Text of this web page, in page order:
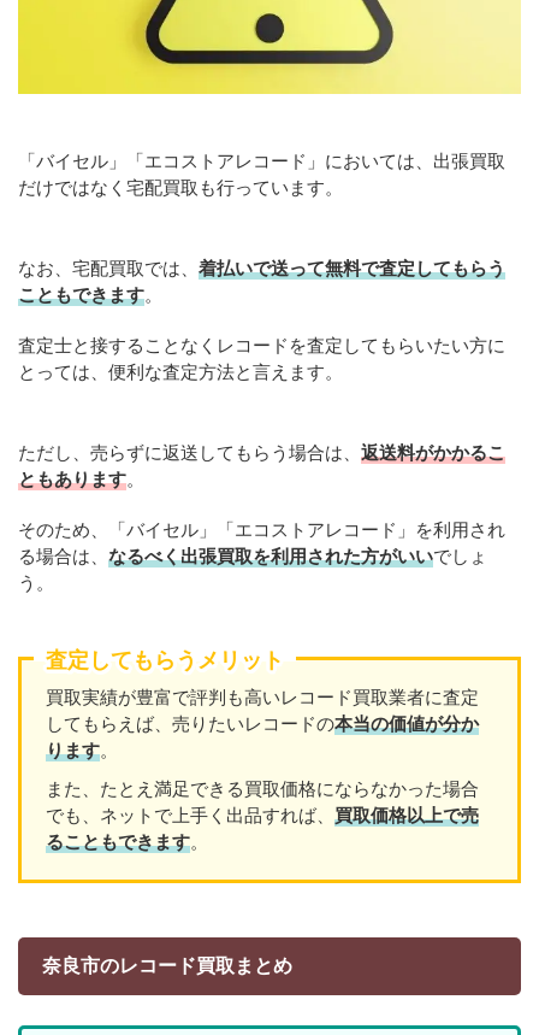
「バイセル」「エコストアレコード」においては、出張買取
だけではなく宅配買取も行っています。
なお、宅配買取では、 着払いで送って無料で査定してもらう
こともできます。
査定士と接することなくレコードを査定してもらいたい方に
とっては、便利な査定方法と言えます。
ただし、売らずに返送してもらう場合は、 返送料がかかるこ
ともあります。
そのため、「バイセル」「エコストアレコード」を利用され
る場合は、 なるべく出張買取を利用された方がいいでしょ
う。
査定してもらうメリット
買取実績が豊富で評判も高いレコード買取業者に査定
してもらえば、売りたいレコードの本当の価値が分か
ります。
また、たとえ満足できる買取価格にならなかった場合
でも、ネットで上手く出品すれば、 買取価格以上で売
ることもできます。
奈良市のレコード買取まとめ